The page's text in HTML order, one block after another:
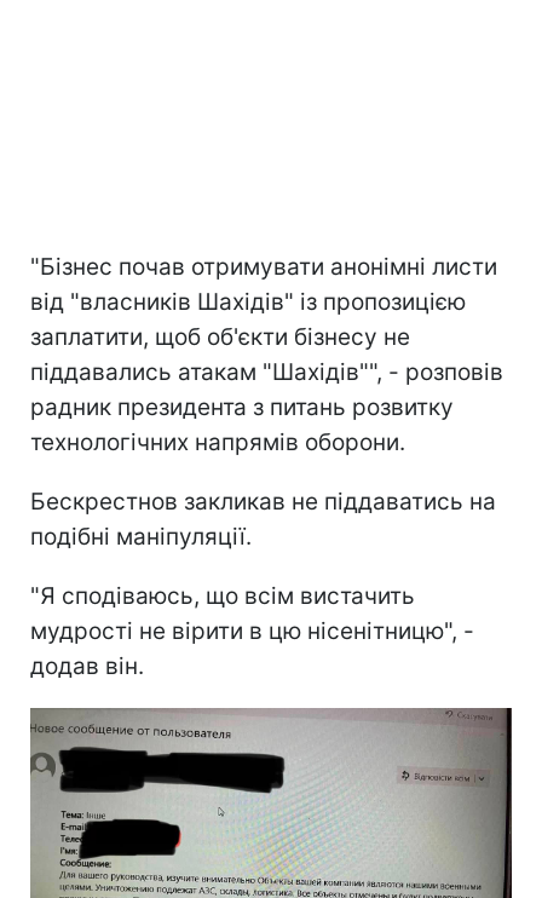
"Бізнес почав отримувати анонімні листи
від "власників Шахідів" із пропозицією
заплатити, щоб об'єкти бізнесу не
піддавались атакам "Шахідів"", - розповів
радник президента з питань розвитку
технологічних напрямів оборони.
Бескрестнов закликав не піддаватись на
подібні маніпуляції.
"Я сподіваюсь, що всім вистачить
мудрості не вірити в цю нісенітницю", -
додав він.